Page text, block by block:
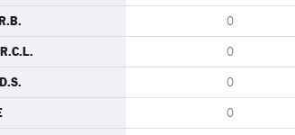
0
0
0
0